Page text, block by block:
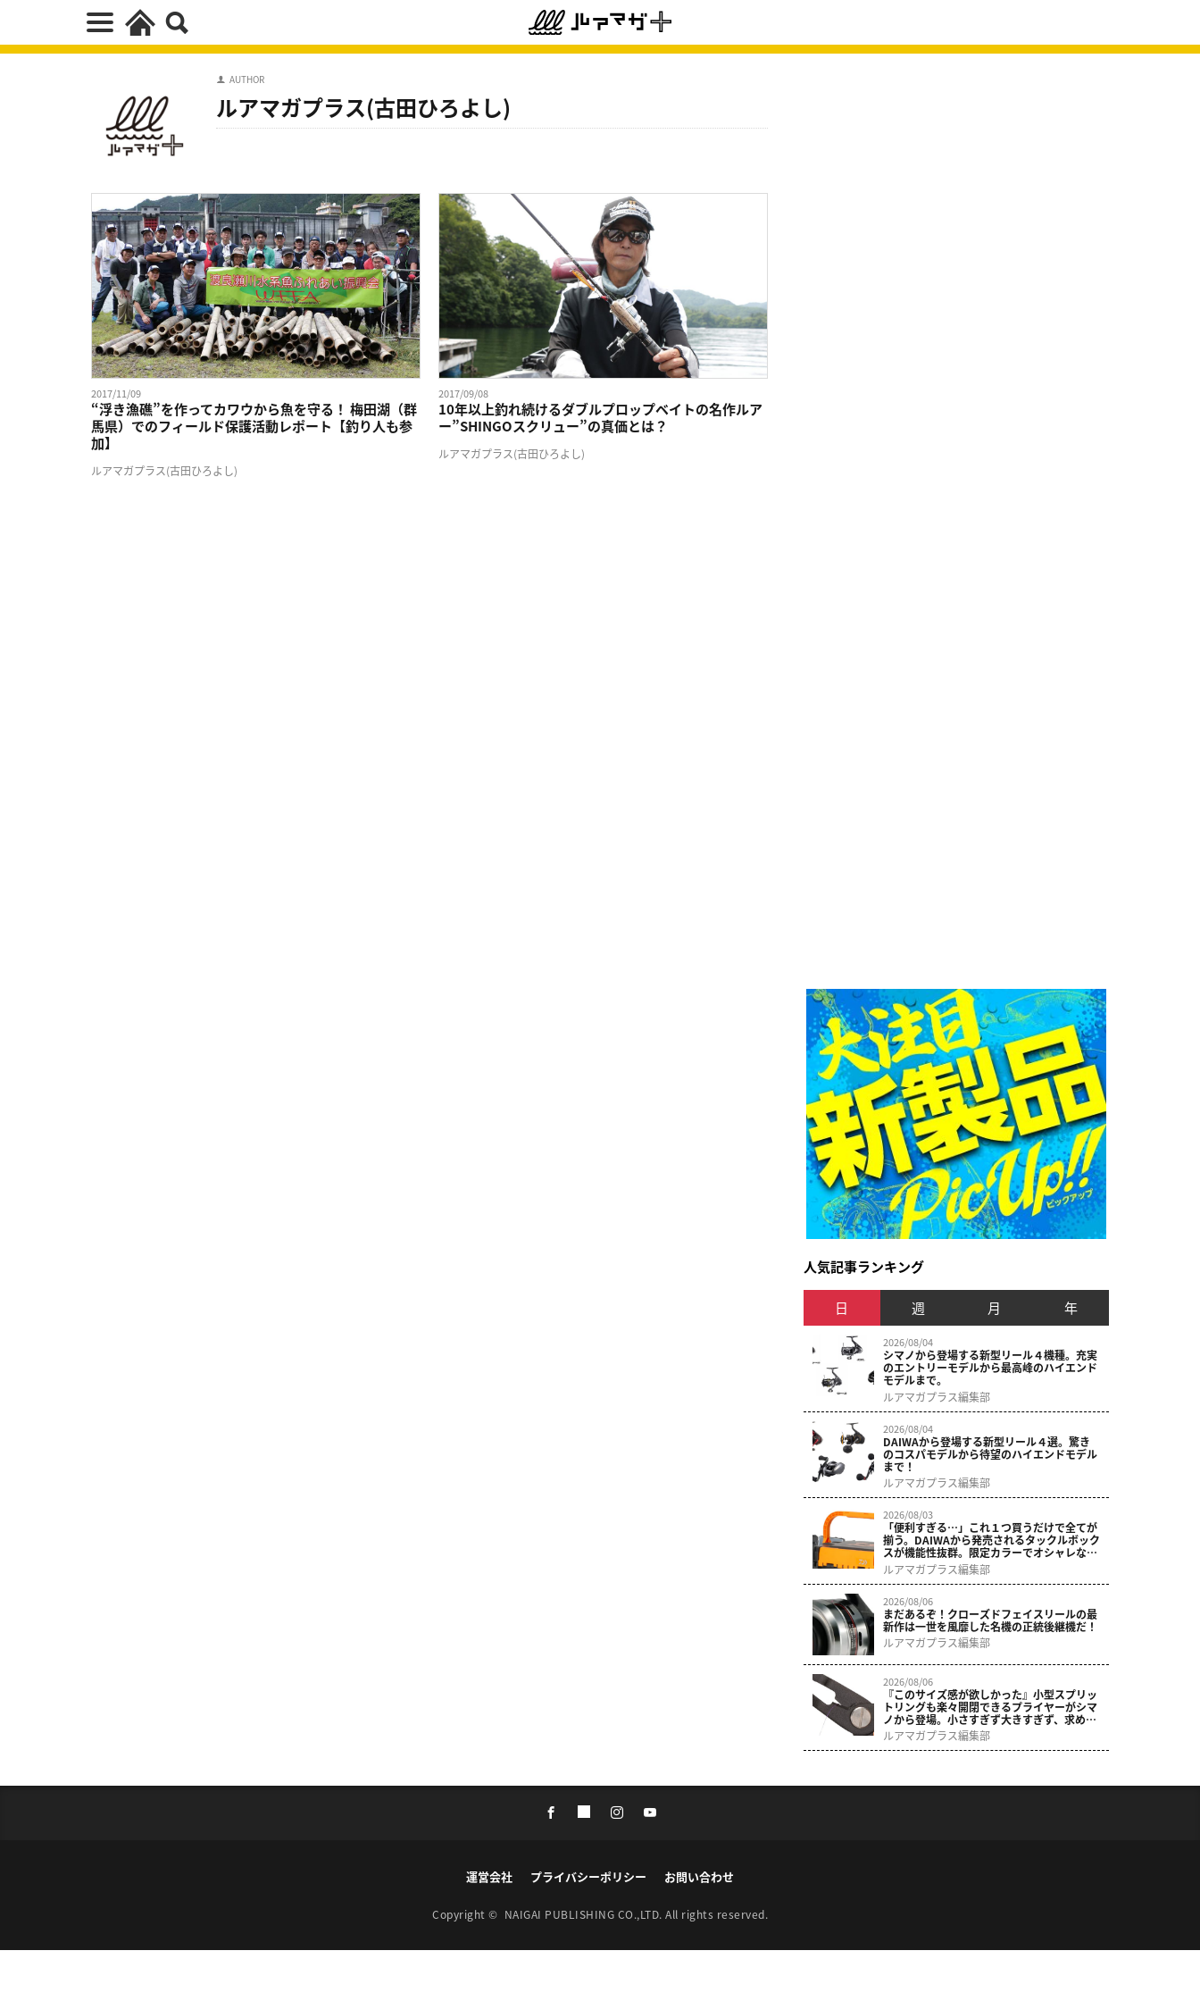
AUTHOR
ルアマガプラス(古田ひろよし)
2017/11/09
“浮き漁礁”を作ってカワウから魚を守る！ 梅田湖（群
馬県）でのフィールド保護活動レポート【釣り人も参
加】
ルアマガプラス(古田ひろよし)
2017/09/08
10年以上釣れ続けるダブルプロップベイトの名作ルア
ー”SHINGOスクリュー”の真価とは？
ルアマガプラス(古田ひろよし)
人気記事ランキング
日 週 月 年
2026/08/04
シマノから登場する新型リール４機種。充実
のエントリーモデルから最高峰のハイエンド
モデルまで。
ルアマガプラス編集部
2026/08/04
DAIWAから登場する新型リール４選。驚き
のコスパモデルから待望のハイエンドモデル
まで！
ルアマガプラス編集部
2026/08/03
「便利すぎる…」これ１つ買うだけで全てが
揃う。DAIWAから発売されるタックルボック
スが機能性抜群。限定カラーでオシャレなデ
ザインに。
ルアマガプラス編集部
2026/08/06
まだあるぞ！クローズドフェイスリールの最
新作は一世を風靡した名機の正統後継機だ！
ルアマガプラス編集部
2026/08/06
『このサイズ感が欲しかった』小型スプリッ
トリングも楽々開閉できるプライヤーがシマ
ノから登場。小さすぎず大きすぎず、求めて
いた使いやすさ。
ルアマガプラス編集部
運営会社 プライバシーポリシー お問い合わせ
Copyright © NAIGAI PUBLISHING CO.,LTD. All rights reserved.